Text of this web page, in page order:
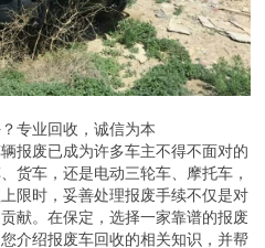
专业回收，诚信为本
报废已成为许多车主不得不面对的
货车，还是电动三轮车、摩托车，
限时，妥善处理报废手续不仅是对
献。在保定，选择一家靠谱的报废
介绍报废车回收的相关知识，并帮